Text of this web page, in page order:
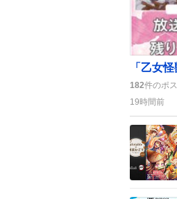
182件のポ
19時間前